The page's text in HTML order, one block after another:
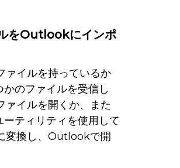
をOutlookにインポ
イルを持っているか
のファイルを受信し
イルを開くか、また
ティリティを使用して
変換し、Outlookで開